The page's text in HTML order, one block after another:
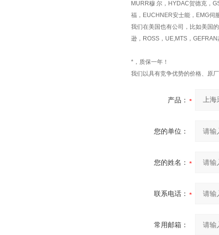
MURR穆 尔，HYDAC贺德克，
福，EUCHNER安士能，EMG伺
我们在美国也有公司，比如美国
逊，ROSS，UE,MTS，
*，质保一年！
我们以具有竞争优势的价格、原
产品：
您的单位：
您的姓名：
联系电话：
常用邮箱：